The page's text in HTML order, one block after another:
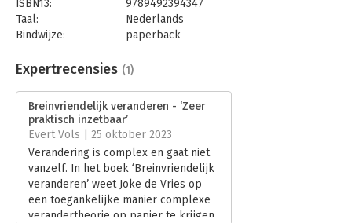
van jouw verandering.
ISBN13:
9789492394347
Taal:
Nederlands
Bindwijze:
paperback
Uitgever:
202Publishers
Verschijningsdatum:
Hoofdrubriek: Verandermanagement
Expertrecensies (1)
Breinvriendelijk veranderen - ‘Zeer
praktisch inzetbaar’
Evert Vols | 25 oktober 2023
Verandering is complex en gaat niet
vanzelf. In het boek ‘Breinvriendelijk
veranderen’ weet Joke de Vries op
een toegankelijke manier complexe
verandertheorie op papier te krijgen.